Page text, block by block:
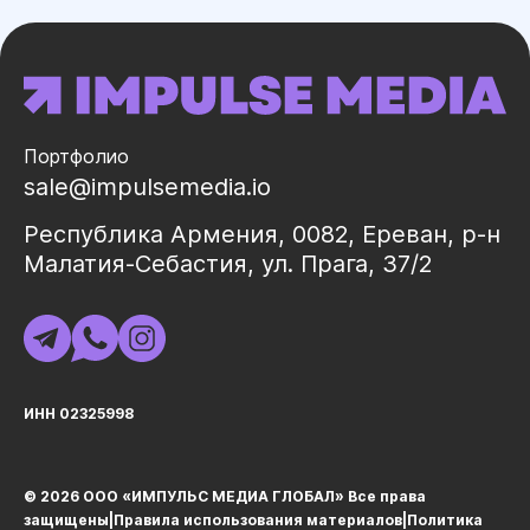
Портфолио
sale@impulsemedia.io
Республика Армения, 0082, Ереван, р-н
Малатия-Себастия, ул. Прага, 37/2
ИНН 02325998
© 2026 ООО «ИМПУЛЬС МЕДИА ГЛОБАЛ» Все права
защищеныㅤ|ㅤ Правила использования материалов Политика